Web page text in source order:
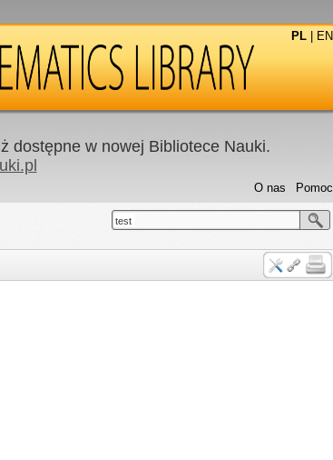
PL EN
dostępne w nowej Bibliotece Nauki.
Pomoc
O nas
test